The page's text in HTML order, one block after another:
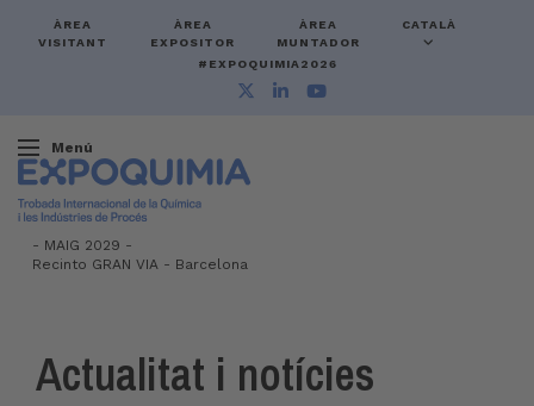
ÀREA
VISITANT
ÀREA
EXPOSITOR
ÀREA
MUNTADOR
CATALÀ
#EXPOQUIMIA2026
Menú
- MAIG 2029 -
Recinto GRAN VIA - Barcelona
Actualitat i notícies